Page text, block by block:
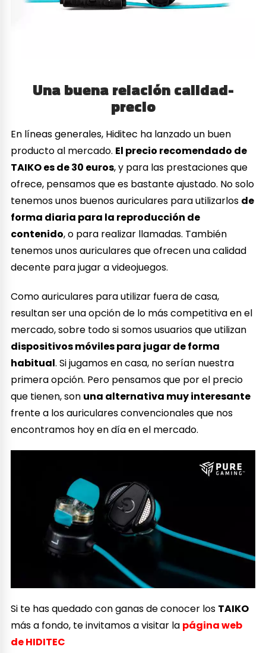
Una buena relación calidad-
precio
En líneas generales, Hiditec ha lanzado un buen
producto al mercado. El precio recomendado de
TAIKO es de 30 euros, y para las prestaciones que
ofrece, pensamos que es bastante ajustado. No solo
tenemos unos buenos auriculares para utilizarlos de
forma diaria para la reproducción de
contenido, o para realizar llamadas. También
tenemos unos auriculares que ofrecen una calidad
decente para jugar a videojuegos.
Como auriculares para utilizar fuera de casa,
resultan ser una opción de lo más competitiva en el
mercado, sobre todo si somos usuarios que utilizan
dispositivos móviles para jugar de forma
habitual. Si jugamos en casa, no serían nuestra
primera opción. Pero pensamos que por el precio
que tienen, son una alternativa muy interesante
frente a los auriculares convencionales que nos
encontramos hoy en día en el mercado.
Si te has quedado con ganas de conocer los TAIKO
más a fondo, te invitamos a visitar la página web
de HIDITEC